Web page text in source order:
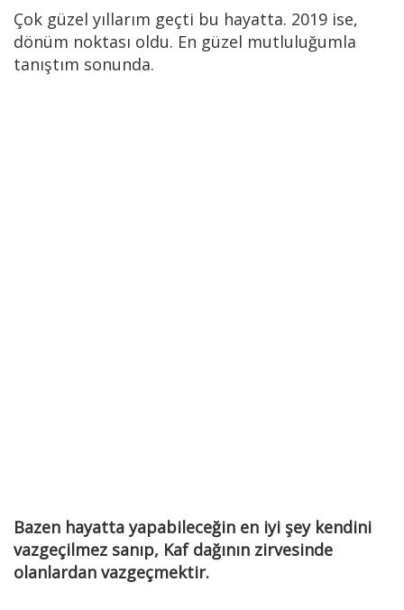
Çok güzel yıllarım geçti bu hayatta. 2019 ise,
dönüm noktası oldu. En güzel mutluluğumla
tanıştım sonunda.
Bazen hayatta yapabileceğin en iyi şey kendini
vazgeçilmez sanıp, Kaf dağının zirvesinde
olanlardan vazgeçmektir.